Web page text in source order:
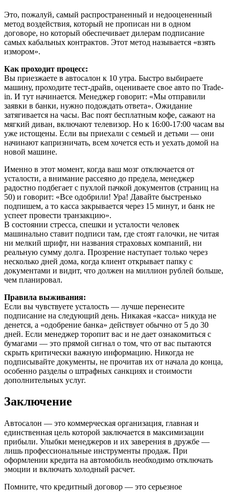
Это, пожалуй, самый распространенный и недооцененный
метод воздействия, который не прописан ни в одном
договоре, но который обеспечивает дилерам подписание
самых кабальных контрактов. Этот метод называется «взять
измором».
Как проходит процесс:
Вы приезжаете в автосалон к 10 утра. Быстро выбираете
машину, проходите тест-драйв, оцениваете свое авто по Trade-
in. И тут начинается. Менеджер говорит: «Мы отправили
заявки в банки, нужно подождать ответа». Ожидание
затягивается на часы. Вас поят бесплатным кофе, сажают на
мягкий диван, включают телевизор. Но к 16:00-17:00 часам вы
уже истощены. Если вы приехали с семьей и детьми — они
начинают капризничать, всем хочется есть и уехать домой на
новой машине.
Именно в этот момент, когда ваш мозг отключается от
усталости, а внимание рассеяно до предела, менеджер
радостно подбегает с пухлой пачкой документов (страниц на
50) и говорит: «Все одобрили! Ура! Давайте быстренько
подпишем, а то касса закрывается через 15 минут, и банк не
успеет провести транзакцию».
В состоянии стресса, спешки и усталости человек
машинально ставит подписи там, где стоят галочки, не читая
ни мелкий шрифт, ни названия страховых компаний, ни
реальную сумму долга. Прозрение наступает только через
несколько дней дома, когда клиент открывает папку с
документами и видит, что должен на миллион рублей больше,
чем планировал.
Правила выживания:
Если вы чувствуете усталость — лучше перенесите
подписание на следующий день. Никакая «касса» никуда не
денется, а «одобрение банка» действует обычно от 5 до 30
дней. Если менеджер торопит вас и не дает ознакомиться с
бумагами — это прямой сигнал о том, что от вас пытаются
скрыть критически важную информацию. Никогда не
подписывайте документы, не прочитав их от начала до конца,
особенно разделы о штрафных санкциях и стоимости
дополнительных услуг.
Заключение
Автосалон — это коммерческая организация, главная и
единственная цель которой заключается в максимизации
прибыли. Улыбки менеджеров и их заверения в дружбе —
лишь профессиональные инструменты продаж. При
оформлении кредита на автомобиль необходимо отключать
эмоции и включать холодный расчет.
Помните, что кредитный договор — это серьезное